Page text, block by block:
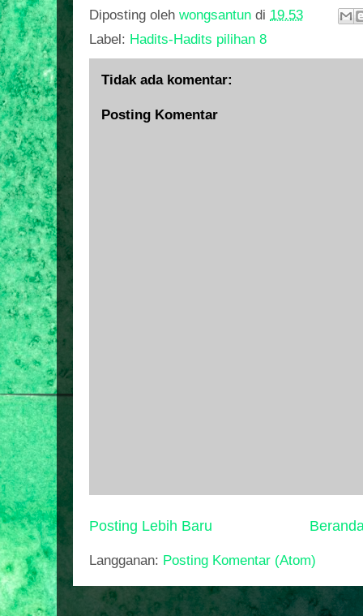
Diposting oleh wongsantun di 19.53
Label: Hadits-Hadits pilihan 8
Tidak ada komentar:
Posting Komentar
Posting Lebih Baru
Langganan: Posting Komentar (Atom)